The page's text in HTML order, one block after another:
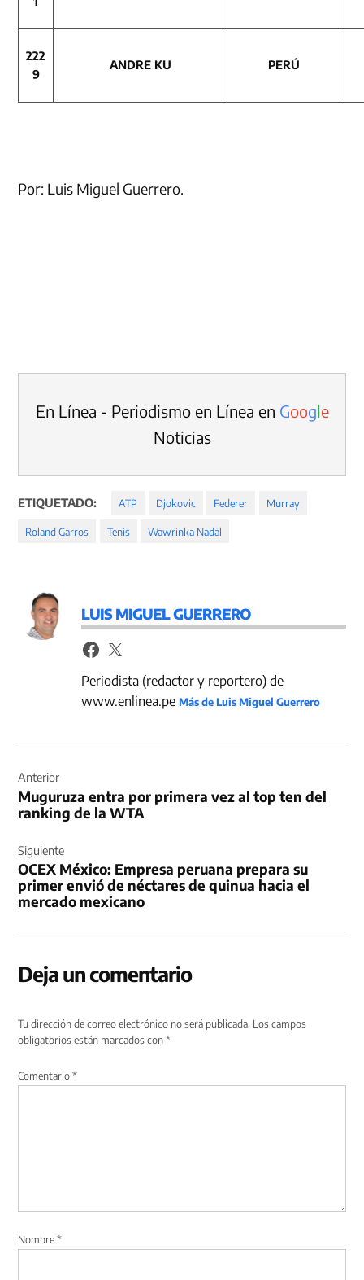
222
9
ANDRE KU PERÚ
Por: Luis Miguel Guerrero.
En Línea - Periodismo en Línea en Google
Noticias
ETIQUETADO: ATP Djokovic Federer Murray
Roland Garros Tenis Wawrinka Nadal
LUIS MIGUEL GUERRERO
Periodista (redactor y reportero) de
www.enlinea.peMás de Luis Miguel Guerrero
de
entradas
Anterior
Muguruza entra por primera vez al top ten del
ranking de la WTA
Siguiente
OCEX México: Empresa peruana prepara su
primer envió de néctares de quinua hacia el
mercado mexicano
Deja un comentario
Tu dirección de correo electrónico no será publicada. Los campos
obligatorios están marcados con*
Comentario*
Nombre*